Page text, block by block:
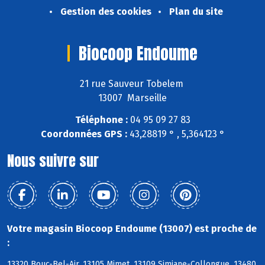
Gestion des cookies Plan du site
Biocoop Endoume
21 rue Sauveur Tobelem
13007 Marseille
Téléphone :04 95 09 27 83
Coordonnées GPS :43,28819 ° , 5,364123 °
Nous suivre sur
Votre magasin Biocoop Endoume (13007) est proche de
: